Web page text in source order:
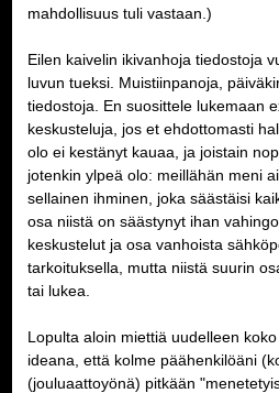
mahdollisuus tuli vastaan.)
Eilen kaivelin ikivanhoja tiedostoja
luvun tueksi. Muistiinpanoja,
tiedostoja. En suosittele lukemaan
keskusteluja, jos et ehdottomasti
olo ei kestänyt kauaa, ja joistain
jotenkin ylpeä olo: meillähän meni
sellainen ihminen, joka säästäisi
osa niistä on säästynyt ihan
keskustelut ja osa vanhoista
tarkoituksella, mutta niistä suurin
tai lukea.
Lopulta aloin miettiä uudelleen
ideana, että kolme päähenkilöäni
(jouluaattoyönä) pitkään